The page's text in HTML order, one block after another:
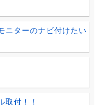
ニターのナビ付けたい
取付！！